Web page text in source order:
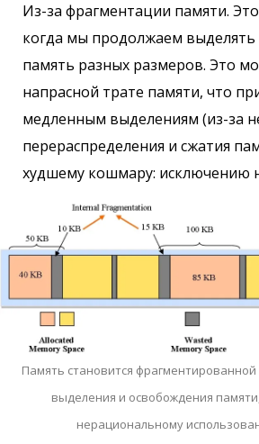
Из-за фрагментации памяти.
когда мы продолжаем
память разных размеров. Это
напрасной трате памяти, что
медленным выделениям (из-за
перераспределения и сжатия
худшему кошмару: исключению
Память становится фрагментированной
выделения и освобождения
нерациональному